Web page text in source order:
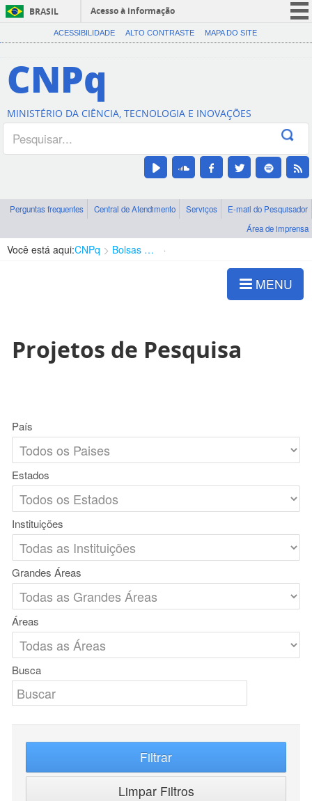
BRASIL
Acesso à informação
CORONAVÍRUS (COVID-19)
Canais
ACESSIBILIDADE ALTO CONTRASTE MAPA DO SITE
CNPq
MINISTÉRIO DA CIÊNCIA, TECNOLOGIA E INOVAÇÕES
Perguntas frequentes Central de Atendimento Serviços
E-mail do Pesquisador
Área de imprensa
Você está aqui:CNPq Bolsas e Auxílios Vigentes
MENU
Projetos de Pesquisa
País
Estados
Instituições
Grandes Áreas
Áreas
Busca
Filtrar
Limpar Filtros